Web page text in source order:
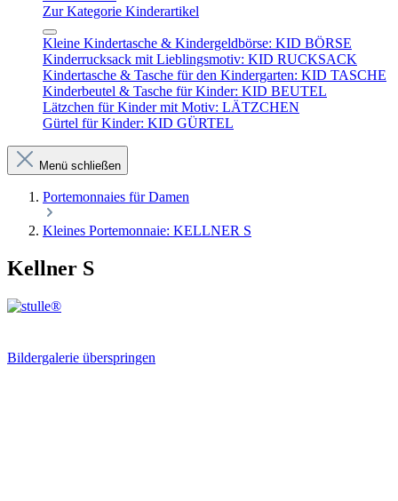
Zur Kategorie Kinderartikel
Kleine Kindertasche & Kindergeldbörse: KID BÖRSE
Kinderrucksack mit Lieblingsmotiv: KID RUCKSACK
Kindertasche & Tasche für den Kindergarten: KID TASCHE
Kinderbeutel & Tasche für Kinder: KID BEUTEL
Lätzchen für Kinder mit Motiv: LÄTZCHEN
Gürtel für Kinder: KID GÜRTEL
Menü schließen
Portemonnaies für Damen
Kleines Portemonnaie: KELLNER S
Kellner S
Bildergalerie überspringen